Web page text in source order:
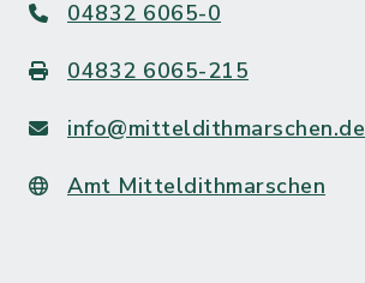
04832 6065-0
04832 6065-215
info@mitteldithmarschen.de
Amt Mitteldithmarschen